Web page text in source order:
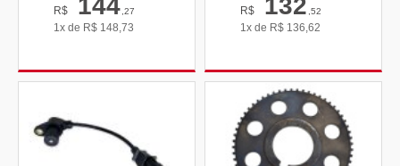
R$ ,27
1x de R$ 148,73
R$ ,52
1x de R$ 136,62